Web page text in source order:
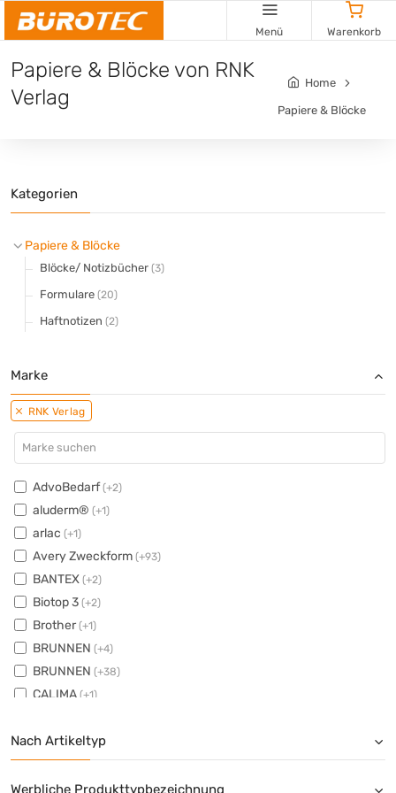
Menü Warenkorb
Papiere & Blöcke von RNK
Verlag
Home
Papiere & Blöcke
Kategorien
Papiere & Blöcke
Blöcke/ Notizbücher (3)
Formulare (20)
Haftnotizen (2)
Marke
RNK Verlag
AdvoBedarf(+2)
aluderm® (+1)
arlac (+1)
Avery Zweckform (+93)
BANTEX (+2)
Biotop 3 (+2)
Brother(+1)
BRUNNEN (+4)
BRUNNEN (+38)
CALIMA (+1)
Clairefontaine
Color Copy(+17)
Diebold Nixdorf(+1)
Nach Artikeltyp
Werbliche Produkttypbezeichnung
Cookie-Einstellungen